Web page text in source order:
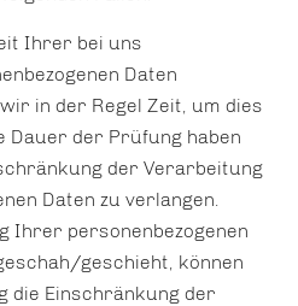
Ihrer bei uns
Daten
in der Regel Zeit, um dies
Dauer der Prüfung haben
der Verarbeitung
Daten zu verlangen.
Ihrer personenbezogenen
geschieht, können
die Einschränkung der